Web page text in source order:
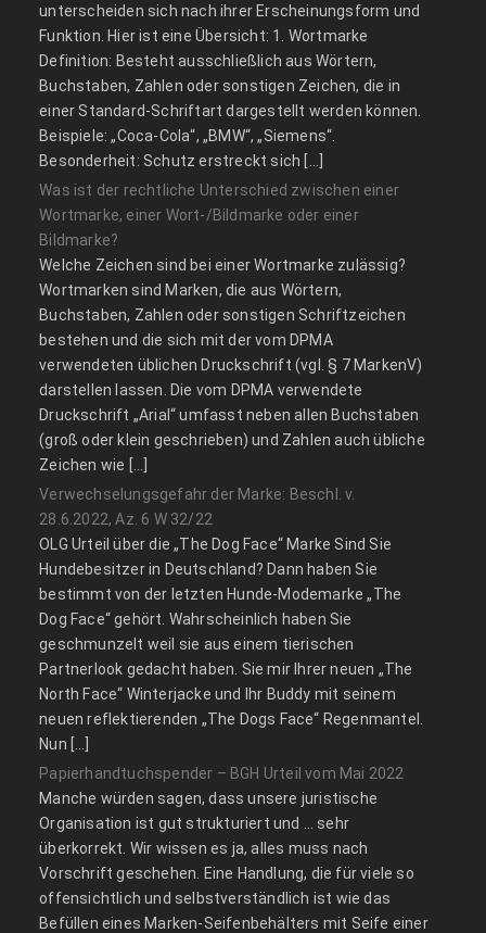
unterscheiden sich nach ihrer Erscheinungsform und
Funktion. Hier ist eine Übersicht: 1. Wortmarke
Definition: Besteht ausschließlich aus Wörtern,
Buchstaben, Zahlen oder sonstigen Zeichen, die in
einer Standard-Schriftart dargestellt werden können.
Beispiele: „Coca-Cola“, „BMW“, „Siemens“.
Besonderheit: Schutz erstreckt sich […]
Was ist der rechtliche Unterschied zwischen einer
Wortmarke, einer Wort-/Bildmarke oder einer
Bildmarke?
Welche Zeichen sind bei einer Wortmarke zulässig?
Wortmarken sind Marken, die aus Wörtern,
Buchstaben, Zahlen oder sonstigen Schriftzeichen
bestehen und die sich mit der vom DPMA
verwendeten üblichen Druckschrift (vgl. § 7 MarkenV)
darstellen lassen. Die vom DPMA verwendete
Druckschrift „Arial“ umfasst neben allen Buchstaben
(groß oder klein geschrieben) und Zahlen auch übliche
Zeichen wie […]
Verwechselungsgefahr der Marke: Beschl. v.
28.6.2022, Az. 6 W 32/22
OLG Urteil über die „The Dog Face“ Marke Sind Sie
Hundebesitzer in Deutschland? Dann haben Sie
bestimmt von der letzten Hunde-Modemarke „The
Dog Face“ gehört. Wahrscheinlich haben Sie
geschmunzelt weil sie aus einem tierischen
Partnerlook gedacht haben. Sie mir Ihrer neuen „The
North Face“ Winterjacke und Ihr Buddy mit seinem
neuen reflektierenden „The Dogs Face“ Regenmantel.
Nun […]
Papierhandtuchspender – BGH Urteil vom Mai 2022
Manche würden sagen, dass unsere juristische
Organisation ist gut strukturiert und … sehr
überkorrekt. Wir wissen es ja, alles muss nach
Vorschrift geschehen. Eine Handlung, die für viele so
offensichtlich und selbstverständlich ist wie das
Befüllen eines Marken-Seifenbehälters mit Seife einer